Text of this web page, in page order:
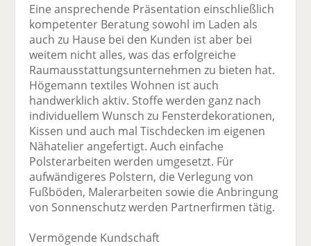
Eine ansprechende Präsentation ein­schließlich
kompetenter Beratung sowohl im Laden als
auch zu Hause bei den Kunden ist aber bei
weitem nicht alles, was das erfolgreiche
Raumausstattungs­unternehmen zu bieten hat.
Högemann textiles Wohnen ist auch
handwerklich aktiv. Stoffe werden ganz nach
individuellem Wunsch zu Fensterdekorationen,
Kissen und auch mal Tischdecken im eigenen
Nähatelier angefertigt. Auch einfache
Polsterarbeiten werden umgesetzt. Für
aufwändigeres Polstern, die Verlegung von
Fußböden, Malerarbeiten sowie die Anbringung
von Sonnenschutz werden Partnerfirmen tätig.
Vermögende Kundschaft